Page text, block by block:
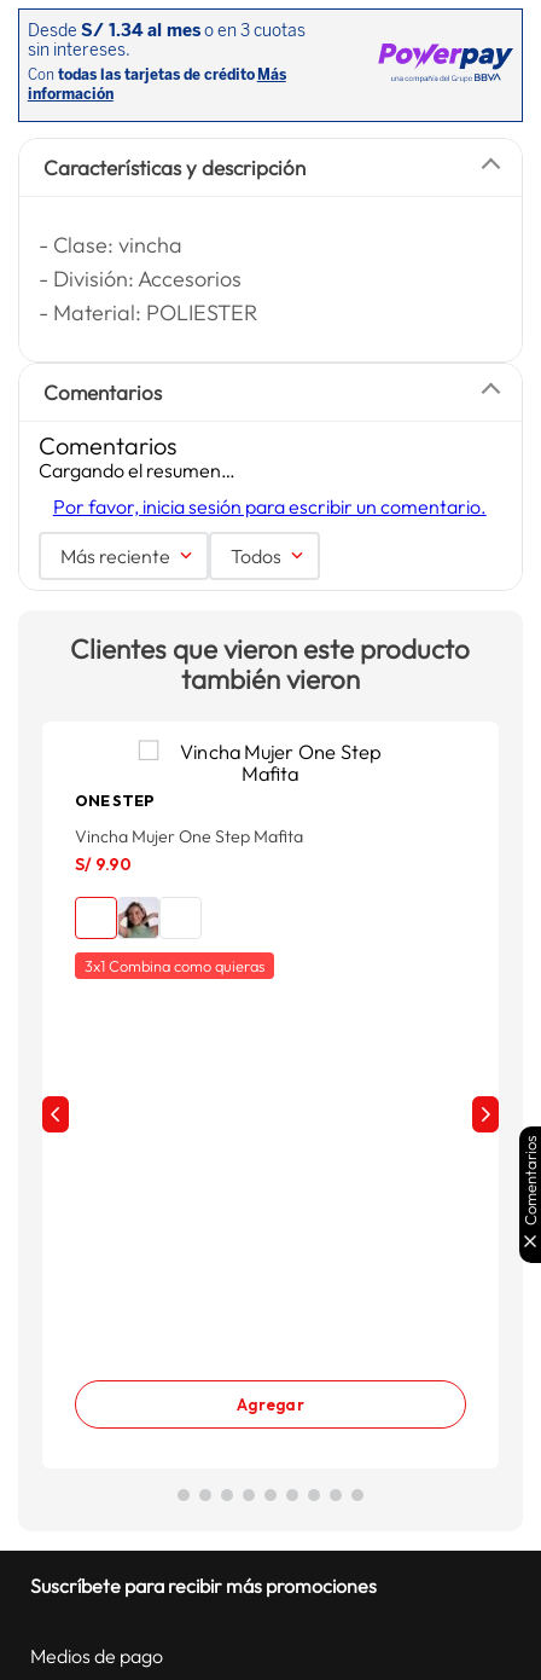
Características y descripción
- Clase: vincha
- División: Accesorios
- Material: POLIESTER
Comentarios
Comentarios
Cargando el resumen…
Por favor, inicia sesión para escribir un comentario.
Más reciente Todos
Clientes que vieron este producto
también vieron
ONE STEP
Vincha Mujer One Step Mafita
S/ 9.90
3x1 Combina como quieras
Agregar
Suscríbete para recibir más promociones
Medios de pago
Comentarios